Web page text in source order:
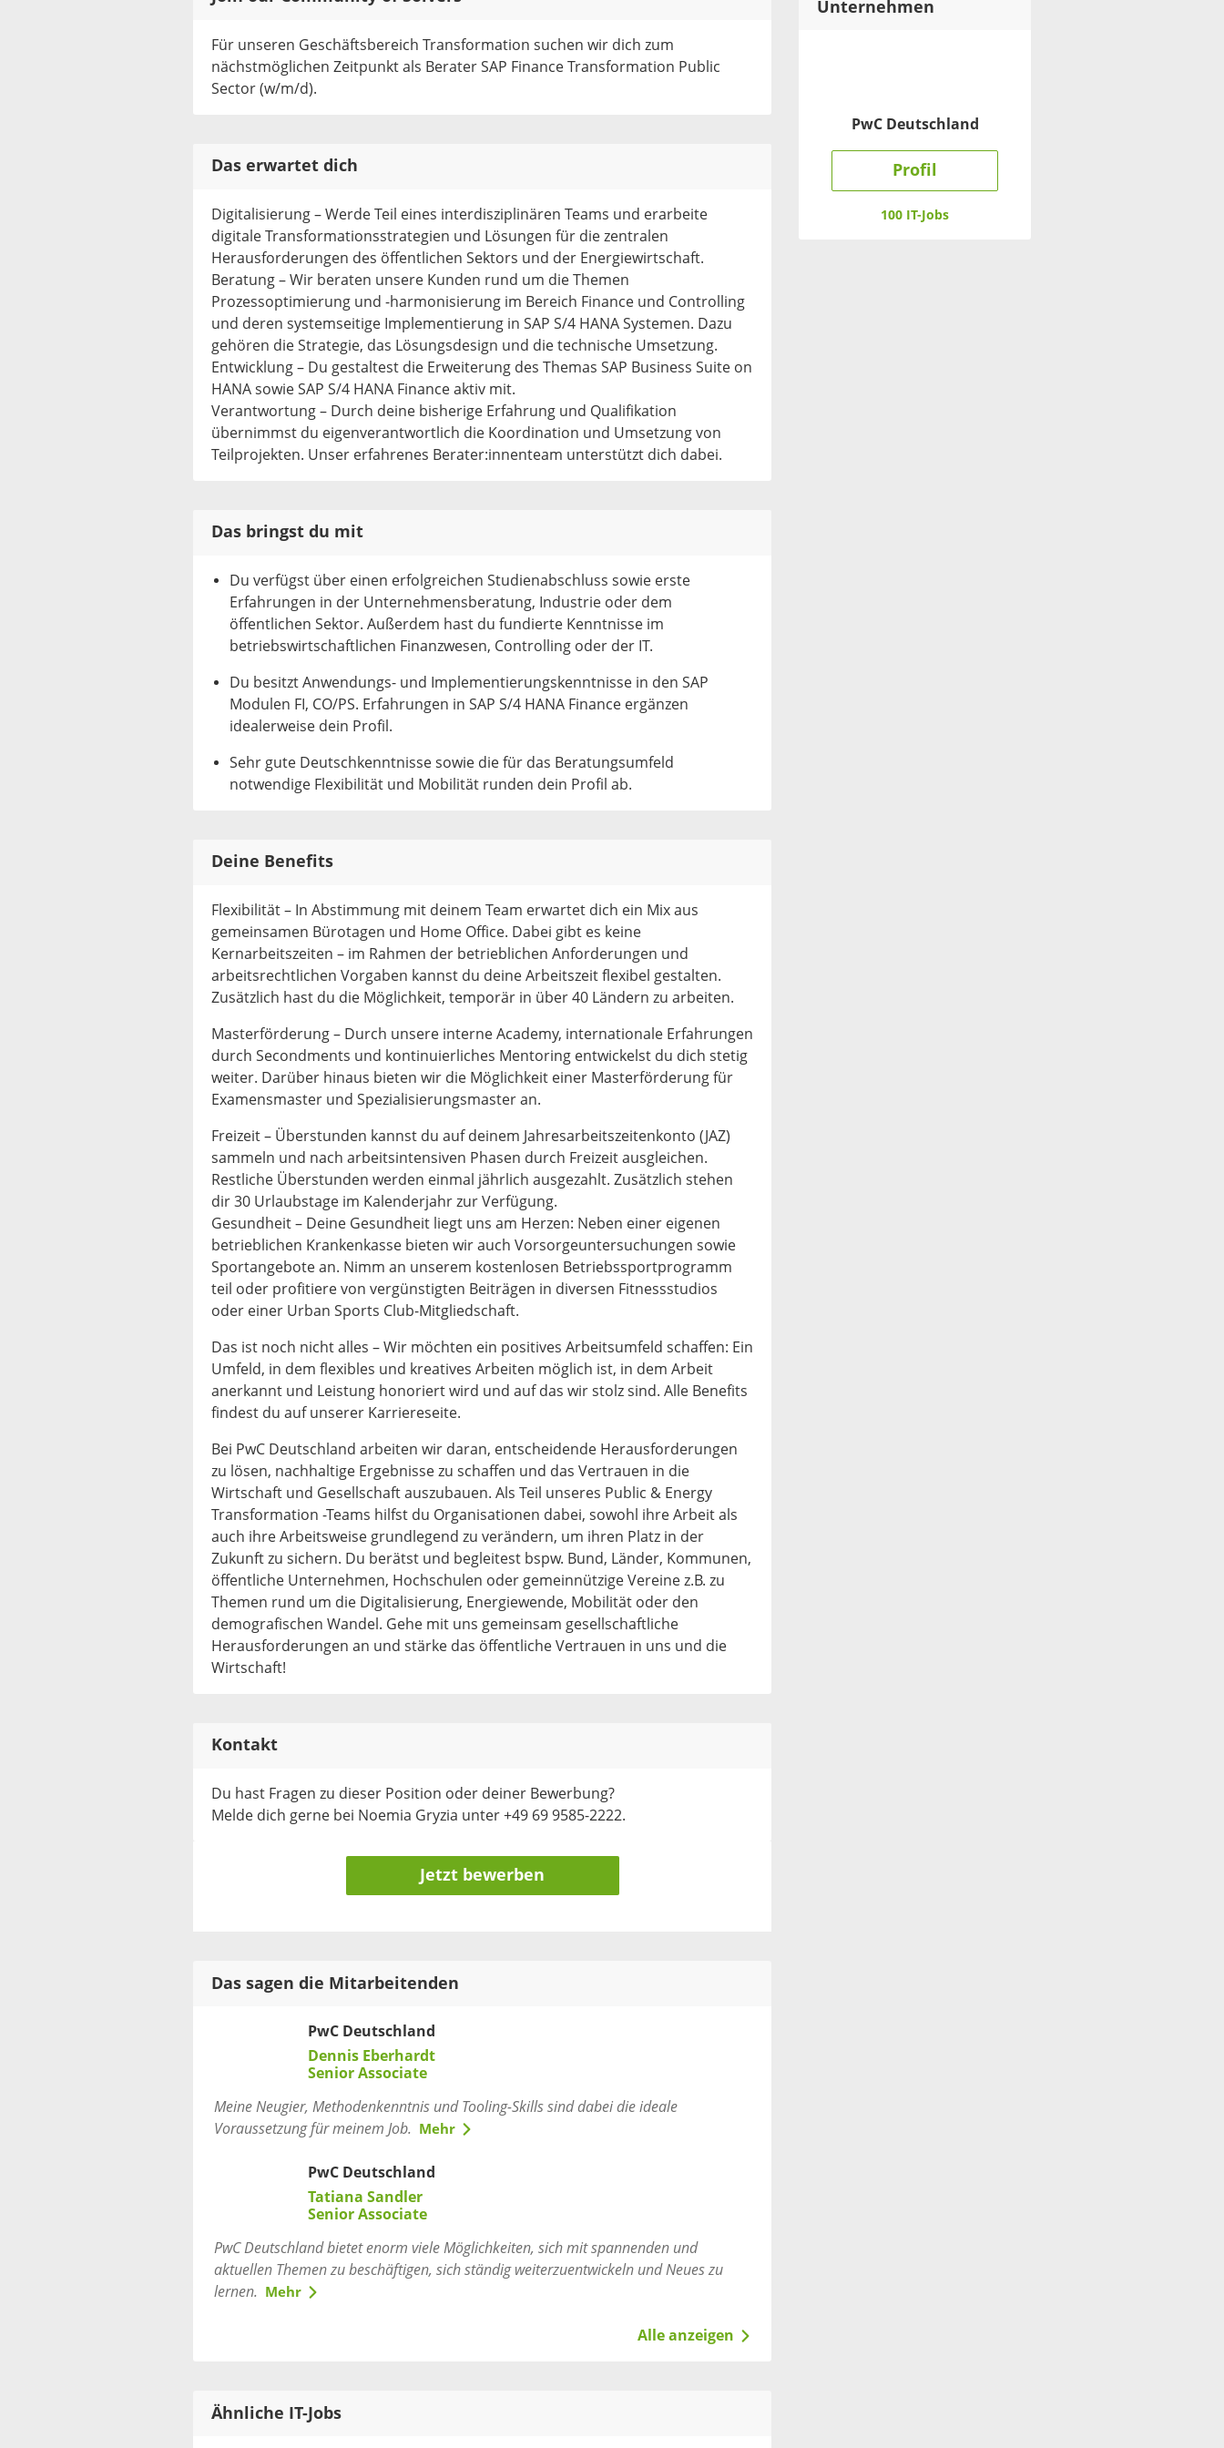
Für unseren Geschäftsbereich Transformation suchen wir dich zum
nächstmöglichen Zeitpunkt als Berater SAP Finance Transformation Public
Sector (w/m/d).
Das erwartet dich
Digitalisierung – Werde Teil eines interdisziplinären Teams und erarbeite
digitale Transformationsstrategien und Lösungen für die zentralen
Herausforderungen des öffentlichen Sektors und der Energiewirtschaft.
Beratung – Wir beraten unsere Kunden rund um die Themen
Prozessoptimierung und -harmonisierung im Bereich Finance und Controlling
und deren systemseitige Implementierung in SAP S/4 HANA Systemen. Dazu
gehören die Strategie, das Lösungsdesign und die technische Umsetzung.
Entwicklung – Du gestaltest die Erweiterung des Themas SAP Business Suite on
HANA sowie SAP S/4 HANA Finance aktiv mit.
Verantwortung – Durch deine bisherige Erfahrung und Qualifikation
übernimmst du eigenverantwortlich die Koordination und Umsetzung von
Teilprojekten. Unser erfahrenes Berater:innenteam unterstützt dich dabei.
Das bringst du mit
Du verfügst über einen erfolgreichen Studienabschluss sowie erste
Erfahrungen in der Unternehmensberatung, Industrie oder dem
öffentlichen Sektor. Außerdem hast du fundierte Kenntnisse im
betriebswirtschaftlichen Finanzwesen, Controlling oder der IT.
Du besitzt Anwendungs- und Implementierungskenntnisse in den SAP
Modulen FI, CO/PS. Erfahrungen in SAP S/4 HANA Finance ergänzen
idealerweise dein Profil.
Sehr gute Deutschkenntnisse sowie die für das Beratungsumfeld
notwendige Flexibilität und Mobilität runden dein Profil ab.
Deine Benefits
Flexibilität – In Abstimmung mit deinem Team erwartet dich ein Mix aus
gemeinsamen Bürotagen und Home Office. Dabei gibt es keine
Kernarbeitszeiten – im Rahmen der betrieblichen Anforderungen und
arbeitsrechtlichen Vorgaben kannst du deine Arbeitszeit flexibel gestalten.
Zusätzlich hast du die Möglichkeit, temporär in über 40 Ländern zu arbeiten.
Masterförderung – Durch unsere interne Academy, internationale Erfahrungen
durch Secondments und kontinuierliches Mentoring entwickelst du dich stetig
weiter. Darüber hinaus bieten wir die Möglichkeit einer Masterförderung für
Examensmaster und Spezialisierungsmaster an.
Freizeit – Überstunden kannst du auf deinem Jahresarbeitszeitenkonto (JAZ)
sammeln und nach arbeitsintensiven Phasen durch Freizeit ausgleichen.
Restliche Überstunden werden einmal jährlich ausgezahlt. Zusätzlich stehen
dir 30 Urlaubstage im Kalenderjahr zur Verfügung.
Gesundheit – Deine Gesundheit liegt uns am Herzen: Neben einer eigenen
betrieblichen Krankenkasse bieten wir auch Vorsorgeuntersuchungen sowie
Sportangebote an. Nimm an unserem kostenlosen Betriebssportprogramm
teil oder profitiere von vergünstigten Beiträgen in diversen Fitnessstudios
oder einer Urban Sports Club-Mitgliedschaft.
Das ist noch nicht alles – Wir möchten ein positives Arbeitsumfeld schaffen: Ein
Umfeld, in dem flexibles und kreatives Arbeiten möglich ist, in dem Arbeit
anerkannt und Leistung honoriert wird und auf das wir stolz sind. Alle Benefits
findest du auf unserer Karriereseite.
Bei PwC Deutschland arbeiten wir daran, entscheidende Herausforderungen
zu lösen, nachhaltige Ergebnisse zu schaffen und das Vertrauen in die
Wirtschaft und Gesellschaft auszubauen. Als Teil unseres Public & Energy
Transformation -Teams hilfst du Organisationen dabei, sowohl ihre Arbeit als
auch ihre Arbeitsweise grundlegend zu verändern, um ihren Platz in der
Zukunft zu sichern. Du berätst und begleitest bspw. Bund, Länder, Kommunen,
öffentliche Unternehmen, Hochschulen oder gemeinnützige Vereine z.B. zu
Themen rund um die Digitalisierung, Energiewende, Mobilität oder den
demografischen Wandel. Gehe mit uns gemeinsam gesellschaftliche
Herausforderungen an und stärke das öffentliche Vertrauen in uns und die
Wirtschaft!
Kontakt
Du hast Fragen zu dieser Position oder deiner Bewerbung?
Melde dich gerne bei Noemia Gryzia unter +49 69 9585-2222.
Jetzt bewerben
Das sagen die Mitarbeitenden
PwC Deutschland
Dennis Eberhardt
Senior Associate
Meine Neugier, Methodenkenntnis und Tooling-Skills sind dabei die ideale
Voraussetzung für meinem Job. Mehr
PwC Deutschland
Tatiana Sandler
Senior Associate
PwC Deutschland bietet enorm viele Möglichkeiten, sich mit spannenden und
aktuellen Themen zu beschäftigen, sich ständig weiterzuentwickeln und Neues zu
lernen. Mehr
Alle anzeigen
Unternehmen
PwC Deutschland
Profil
100 IT-Jobs
Ähnliche IT-Jobs